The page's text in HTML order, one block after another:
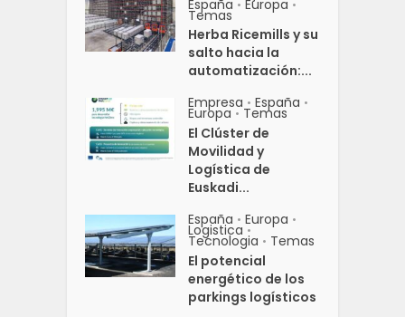
España • Europa •
Temas
Herba Ricemills y su
salto hacia la
automatización:...
Empresa • España •
Europa • Temas
El Clúster de
Movilidad y
Logística de
Euskadi...
España • Europa •
Logistica •
Tecnologia • Temas
El potencial
energético de los
parkings logísticos